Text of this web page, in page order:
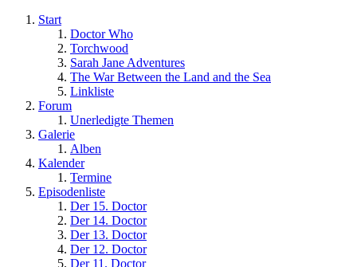
Start
Doctor Who
Torchwood
Sarah Jane Adventures
The War Between the Land and the Sea
Linkliste
Forum
Unerledigte Themen
Galerie
Alben
Kalender
Termine
Episodenliste
Der 15. Doctor
Der 14. Doctor
Der 13. Doctor
Der 12. Doctor
Der 11. Doctor